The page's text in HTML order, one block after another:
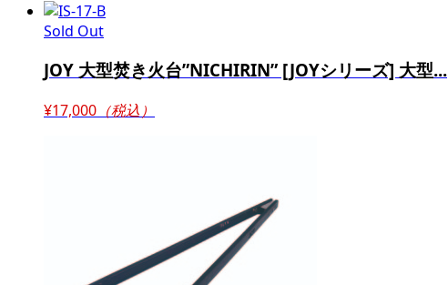
Sold Out
JOY 大型焚き火台”NICHIRIN” [JOYシリーズ] 大型...
¥17,000 （税込）